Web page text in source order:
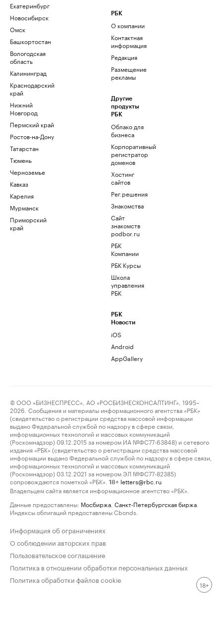
Екатеринбург
Новосибирск
Омск
Башкортостан
Вологодская
область
Калининград
Краснодарский
край
Нижний
Новгород
Пермский край
Ростов-на-Дону
Татарстан
Тюмень
Черноземье
Кавказ
Карелия
Мурманск
Приморский
край
РБК
О компании
Контактная
информация
Редакция
Размещение
рекламы
Другие
продукты
РБК
Облако для
бизнеса
Корпоративный
регистратор
доменов
Хостинг
сайтов
Рег.решения
Знакомства
Сайт
знакомств
podbor.ru
РБК
Компании
РБК Курсы
Школа
управления
РБК
РБК
Новости
iOS
Android
AppGallery
© ООО «БИЗНЕСПРЕСС», АО «РОСБИЗНЕСКОНСАЛТИНГ», 1995–
2026. Сообщения и материалы информационного агентства «РБК»
(свидетельство о регистрации средства массовой информации
выдано Федеральной службой по надзору в сфере связи,
информационных технологий и массовых коммуникаций
(Роскомнадзор) 09.12.2015 за номером ИА №ФС77-63848) и сетевого
издания «РБК» (свидетельство о регистрации средства массовой
информации выдано Федеральной службой по надзору в сфере связи,
информационных технологий и массовых коммуникаций
(Роскомнадзор) 03.12.2021 за номером ЭЛ №ФС77-82385)
сопровождаются пометкой «РБК».
18+ letters@rbc.ru
Владельцем сайта является информационное агентство «РБК».
Данные предоставлены: Мосбиржа Санкт-Петербургская биржа
Индексы облигаций предоставлены Cbonds.
Информация об ограничениях
О соблюдении авторских прав
Пользовательское соглашение
Политика в отношении обработки персональных данных
Политика обработки файлов cookie
18+